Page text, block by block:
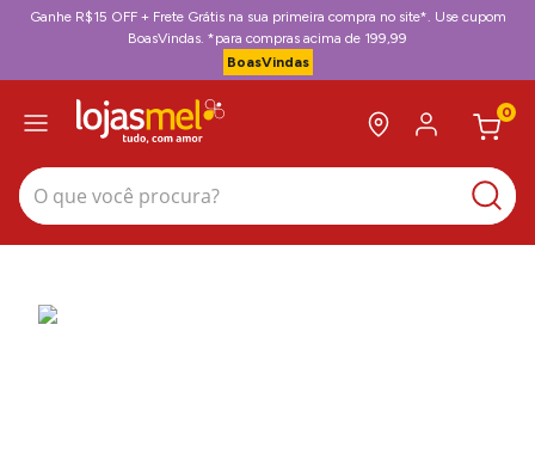
Ganhe R$15 OFF + Frete Grátis na sua primeira compra no site*. Use cupom
BoasVindas. *para compras acima de 199,99
BoasVindas
0
O que você procura?